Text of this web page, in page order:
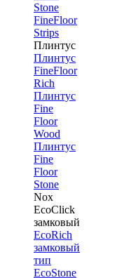
Stone
FineFloor
Strips
Плинтус
Плинтус
FineFloor
Rich
Плинтус
Fine
Floor
Wood
Плинтус
Fine
Floor
Stone
Nox
EcoClick
замковый
EcoRich
замковый
тип
EcoStone